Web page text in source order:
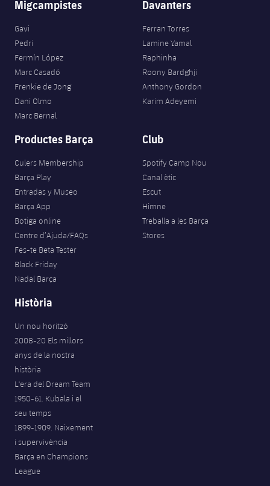
Migcampistes
Gavi
Pedri
Fermín López
Marc Casadó
Frenkie de Jong
Dani Olmo
Marc Bernal
Davanters
Ferran Torres
Lamine Yamal
Raphinha
Roony Bardghji
Anthony Gordon
Karim Adeyemi
Productes Barça
Culers Membership
Barça Play
Entradas y Museo
Barça App
Botiga online
Centre d’Ajuda/FAQs
Fes-te Beta Tester
Black Friday
Nadal Barça
Club
Spotify Camp Nou
Canal ètic
Escut
Himne
Treballa a les Barça
Stores
Història
Un nou horitzó
2008-20 Els millors
anys de la nostra
història
L'era del Dream Team
1950-61. Kubala i el
seu temps
1899-1909. Naixement
i supervivència
Barça en Champions
League